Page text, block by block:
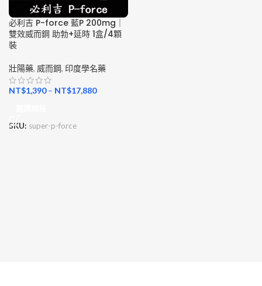
必利吉 P-force 藍P 200mg｜
雙效威而鋼 助勃+延時 1盒/4顆
裝
壯陽藥, 威而鋼, 印度學名藥
NT$1,390– NT$17,880
SKU: super-p-force